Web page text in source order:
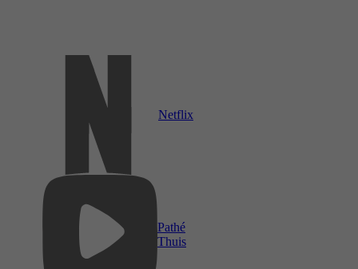
Netflix
Pathé
Thuis